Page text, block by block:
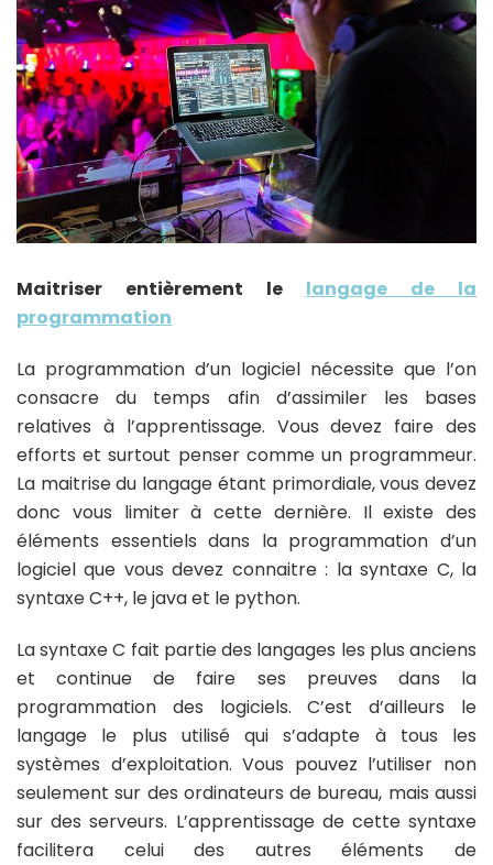
Maitriser entièrement le langage de la
programmation
La programmation d’un logiciel nécessite que l’on
consacre du temps afin d’assimiler les bases
relatives à l’apprentissage. Vous devez faire des
efforts et surtout penser comme un programmeur.
La maitrise du langage étant primordiale, vous devez
donc vous limiter à cette dernière. Il existe des
éléments essentiels dans la programmation d’un
logiciel que vous devez connaitre : la syntaxe C, la
syntaxe C++, le java et le python.
La syntaxe C fait partie des langages les plus anciens
et continue de faire ses preuves dans la
programmation des logiciels. C’est d’ailleurs le
langage le plus utilisé qui s’adapte à tous les
systèmes d’exploitation. Vous pouvez l’utiliser non
seulement sur des ordinateurs de bureau, mais aussi
sur des serveurs. L’apprentissage de cette syntaxe
facilitera celui des autres éléments de